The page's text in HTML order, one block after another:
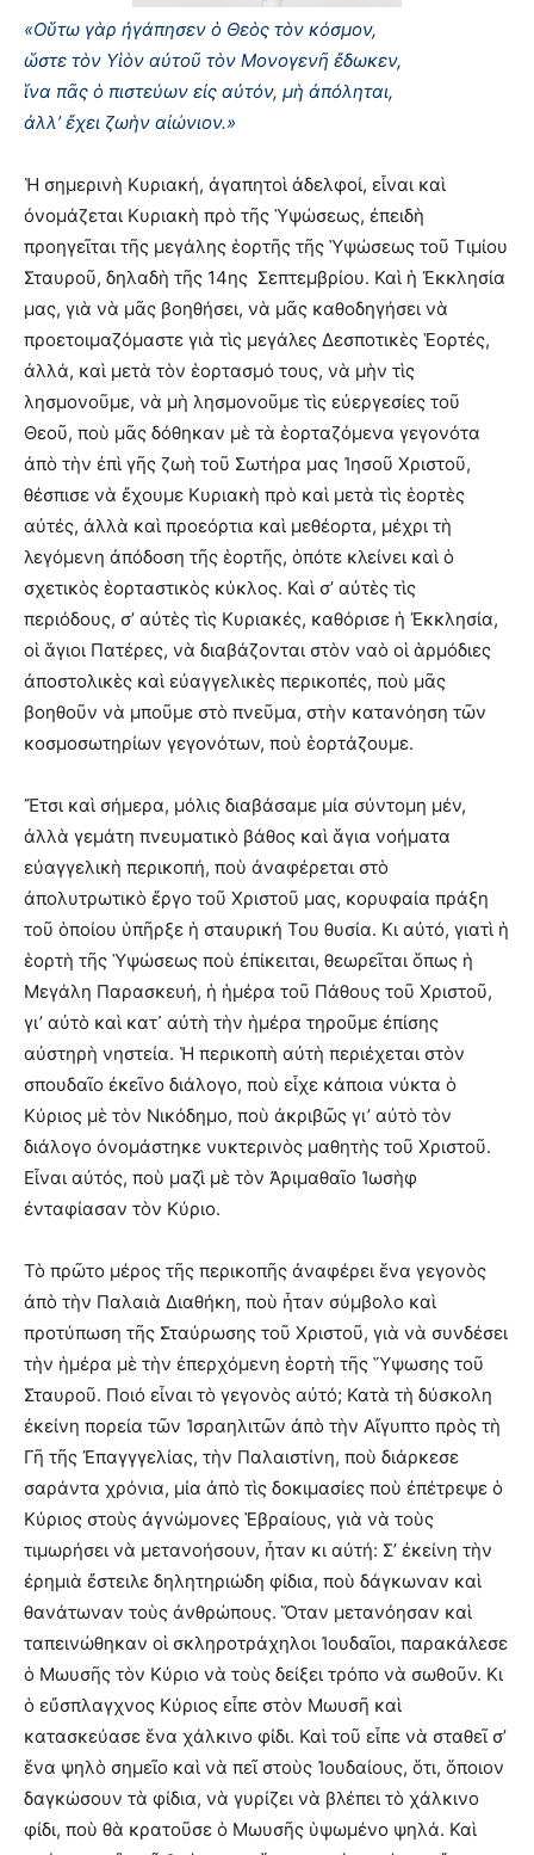
«Οὕτω γὰρ ἠγάπησεν ὁ Θεὸς τὸν κόσμον,
ὥστε τὸν Υἱὸν αὐτοῦ τὸν Μονογενῆ ἔδωκεν,
ἵνα πᾶς ὁ πιστεύων εἰς αὐτόν, μὴ ἀπόληται,
ἀλλ’ ἔχει ζωὴν αἰώνιον.»
Ἡ σημερινὴ Κυριακή, ἀγαπητοὶ ἀδελφοί, εἶναι καὶ
ὀνομάζεται Κυριακὴ πρὸ τῆς Ὑψώσεως, ἐπειδὴ
προηγεῖται τῆς μεγάλης ἑορτῆς τῆς Ὑψώσεως τοῦ Τιμίου
Σταυροῦ, δηλαδὴ τῆς 14ης Σεπτεμβρίου. Καὶ ἡ Ἐκκλησία
μας, γιὰ νὰ μᾶς βοηθήσει, νὰ μᾶς καθοδηγήσει νὰ
προετοιμαζόμαστε γιὰ τὶς μεγάλες Δεσποτικὲς Ἑορτές,
ἀλλά, καὶ μετὰ τὸν ἑορτασμό τους, νὰ μὴν τὶς
λησμονοῦμε, νὰ μὴ λησμονοῦμε τὶς εὐεργεσίες τοῦ
Θεοῦ, ποὺ μᾶς δόθηκαν μὲ τὰ ἑορταζόμενα γεγονότα
ἀπὸ τὴν ἐπὶ γῆς ζωὴ τοῦ Σωτήρα μας Ἰησοῦ Χριστοῦ,
θέσπισε νὰ ἔχουμε Κυριακὴ πρὸ καὶ μετὰ τὶς ἑορτὲς
αὐτές, ἀλλὰ καὶ προεόρτια καὶ μεθέορτα, μέχρι τὴ
λεγόμενη ἀπόδοση τῆς ἑορτῆς, ὁπότε κλείνει καὶ ὁ
σχετικὸς ἑορταστικὸς κύκλος. Καὶ σ’ αὐτὲς τὶς
περιόδους, σ’ αὐτὲς τὶς Κυριακές, καθόρισε ἡ Ἐκκλησία,
οἱ ἅγιοι Πατέρες, νὰ διαβάζονται στὸν ναὸ οἱ ἁρμόδιες
ἀποστολικὲς καὶ εὐαγγελικὲς περικοπές, ποὺ μᾶς
βοηθοῦν νὰ μποῦμε στὸ πνεῦμα, στὴν κατανόηση τῶν
κοσμοσωτηρίων γεγονότων, ποὺ ἑορτάζουμε.
Ἔτσι καὶ σήμερα, μόλις διαβάσαμε μία σύντομη μέν,
ἀλλὰ γεμάτη πνευματικὸ βάθος καὶ ἅγια νοήματα
εὐαγγελικὴ περικοπή, ποὺ ἀναφέρεται στὸ
ἀπολυτρωτικὸ ἔργο τοῦ Χριστοῦ μας, κορυφαία πράξη
τοῦ ὁποίου ὑπῆρξε ἡ σταυρική Του θυσία. Κι αὐτό, γιατὶ ἡ
ἑορτὴ τῆς Ὑψώσεως ποὺ ἐπίκειται, θεωρεῖται ὅπως ἡ
Μεγάλη Παρασκευή, ἡ ἡμέρα τοῦ Πάθους τοῦ Χριστοῦ,
γι’ αὐτὸ καὶ κατ᾽ αὐτὴ τὴν ἡμέρα τηροῦμε ἐπίσης
αὐστηρὴ νηστεία. Ἡ περικοπὴ αὐτὴ περιέχεται στὸν
σπουδαῖο ἐκεῖνο διάλογο, ποὺ εἶχε κάποια νύκτα ὁ
Κύριος μὲ τὸν Νικόδημο, ποὺ ἀκριβῶς γι’ αὐτὸ τὸν
διάλογο ὀνομάστηκε νυκτερινὸς μαθητὴς τοῦ Χριστοῦ.
Εἶναι αὐτός, ποὺ μαζὶ μὲ τὸν Ἀριμαθαῖο Ἰωσὴφ
ἐνταφίασαν τὸν Κύριο.
Τὸ πρῶτο μέρος τῆς περικοπῆς ἀναφέρει ἕνα γεγονὸς
ἀπὸ τὴν Παλαιὰ Διαθήκη, ποὺ ἦταν σύμβολο καὶ
προτύπωση τῆς Σταύρωσης τοῦ Χριστοῦ, γιὰ νὰ συνδέσει
τὴν ἡμέρα μὲ τὴν ἐπερχόμενη ἑορτὴ τῆς Ὕψωσης τοῦ
Σταυροῦ. Ποιό εἶναι τὸ γεγονὸς αὐτό; Κατὰ τὴ δύσκολη
ἐκείνη πορεία τῶν Ἰσραηλιτῶν ἀπὸ τὴν Αἴγυπτο πρὸς τὴ
Γῆ τῆς Ἐπαγγγελίας, τὴν Παλαιστίνη, ποὺ διάρκεσε
σαράντα χρόνια, μία ἀπὸ τὶς δοκιμασίες ποὺ ἐπέτρεψε ὁ
Κύριος στοὺς ἀγνώμονες Ἑβραίους, γιὰ νὰ τοὺς
τιμωρήσει νὰ μετανοήσουν, ἦταν κι αὐτή: Σ’ ἐκείνη τὴν
ἐρημιὰ ἔστειλε δηλητηριώδη φίδια, ποὺ δάγκωναν καὶ
θανάτωναν τοὺς ἀνθρώπους. Ὅταν μετανόησαν καὶ
ταπεινώθηκαν οἱ σκληροτράχηλοι Ἰουδαῖοι, παρακάλεσε
ὁ Μωυσῆς τὸν Κύριο νὰ τοὺς δείξει τρόπο νὰ σωθοῦν. Κι
ὁ εὔσπλαγχνος Κύριος εἶπε στὸν Μωυσῆ καὶ
κατασκεύασε ἕνα χάλκινο φίδι. Καὶ τοῦ εἶπε νὰ σταθεῖ σ’
ἕνα ψηλὸ σημεῖο καὶ νὰ πεῖ στοὺς Ἰουδαίους, ὅτι, ὅποιον
δαγκώσουν τὰ φίδια, νὰ γυρίζει νὰ βλέπει τὸ χάλκινο
φίδι, ποὺ θὰ κρατοῦσε ὁ Μωυσῆς ὑψωμένο ψηλά. Καὶ